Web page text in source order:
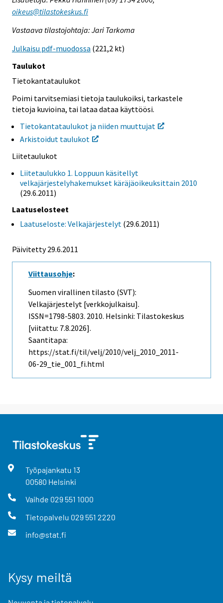
oikeus@tilastokeskus.fi
Vastaava tilastojohtaja: Jari Tarkoma
Julkaisu pdf-muodossa (221,2 kt)
Taulukot
Tietokantataulukot
Poimi tarvitsemiasi tietoja taulukoiksi, tarkastele
tietoja kuvioina, tai lataa dataa käyttöösi.
Tietokantataulukot ja niiden muuttujat
Arkistoidut taulukot
Liitetaulukot
Liitetaulukko 1. Loppuun käsitellyt
velkajärjestelyhakemukset käräjäoikeuksittain 2010
(29.6.2011)
Laatuselosteet
Laatuseloste: Velkajärjestelyt (29.6.2011)
Päivitetty 29.6.2011
Viittausohje:
Suomen virallinen tilasto (SVT):
Velkajärjestelyt [verkkojulkaisu].
ISSN=1798-5803. 2010. Helsinki: Tilastokeskus
[viitattu: 7.8.2026].
Saantitapa:
https://stat.fi/til/velj/2010/velj_2010_2011-
06-29_tie_001_fi.html
Työpajankatu 13
00580 Helsinki
Vaihde 029 551 1000
Tietopalvelu 029 551 2220
info@stat.fi
Kysy meiltä